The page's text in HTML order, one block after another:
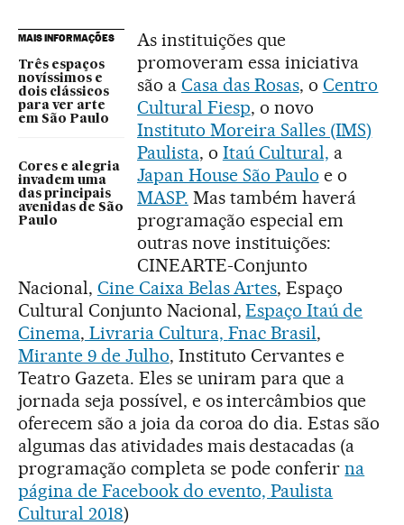
MAIS INFORMAÇÕES
Três espaços
novíssimos e
dois clássicos
para ver arte
em São Paulo
Cores e alegria
invadem uma
das principais
avenidas de São
Paulo
As instituições que
promoveram essa iniciativa
são a Casa das Rosas, o Centro
Cultural Fiesp, o novo
Instituto Moreira Salles (IMS)
Paulista, o Itaú Cultural, a
Japan House São Paulo e o
MASP. Mas também haverá
programação especial em
outras nove instituições:
CINEARTE-Conjunto
Nacional, Cine Caixa Belas Artes, Espaço
Cultural Conjunto Nacional,Espaço Itaú de
Cinema, Livraria Cultura, Fnac Brasil,
Mirante 9 de Julho, Instituto Cervantes e
Teatro Gazeta. Eles se uniram para que a
jornada seja possível, e os intercâmbios que
oferecem são a joia da coroa do dia. Estas são
algumas das atividades mais destacadas (a
programação completa se pode conferirna
página de Facebook do evento, Paulista
Cultural 2018)